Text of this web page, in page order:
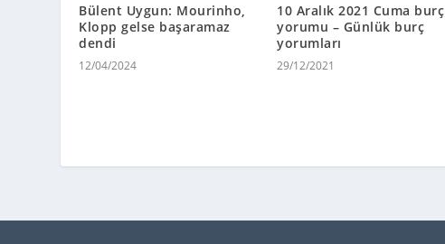
Bülent Uygun: Mourinho,
Klopp gelse başaramaz
dendi
12/04/2024
10 Aralık 2021 Cuma burç
yorumu – Günlük burç
yorumları
29/12/2021